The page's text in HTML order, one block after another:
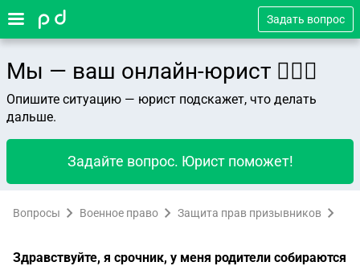
Задать вопрос
Мы — ваш онлайн-юрист 👨🏻‍⚖️
Опишите ситуацию — юрист подскажет, что делать
дальше.
Задайте вопрос. Юрист поможет!
Вопросы Военное право Защита прав призывников
Здравствуйте, я срочник, у меня родители собираются